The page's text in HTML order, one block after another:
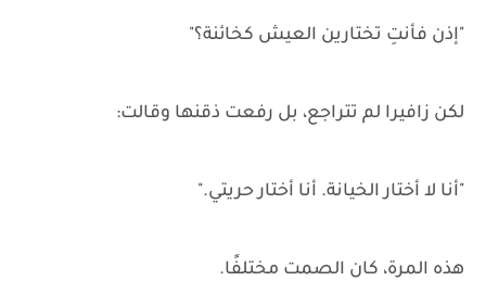
"إذن فأنتِ تختارين العيش كخائنة؟"
لكن زافيرا لم تتراجع، بل رفعت ذقنها وقالت:
"أنا لا أختار الخيانة. أنا أختار حريتي."
هذه المرة، كان الصمت مختلفًا.